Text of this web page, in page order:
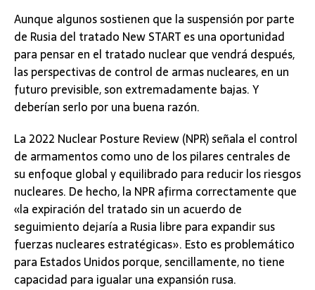
Aunque algunos sostienen que la suspensión por parte
de Rusia del tratado New START es una oportunidad
para pensar en el tratado nuclear que vendrá después,
las perspectivas de control de armas nucleares, en un
futuro previsible, son extremadamente bajas. Y
deberían serlo por una buena razón.
La 2022 Nuclear Posture Review (NPR) señala el control
de armamentos como uno de los pilares centrales de
su enfoque global y equilibrado para reducir los riesgos
nucleares. De hecho, la NPR afirma correctamente que
«la expiración del tratado sin un acuerdo de
seguimiento dejaría a Rusia libre para expandir sus
fuerzas nucleares estratégicas». Esto es problemático
para Estados Unidos porque, sencillamente, no tiene
capacidad para igualar una expansión rusa.